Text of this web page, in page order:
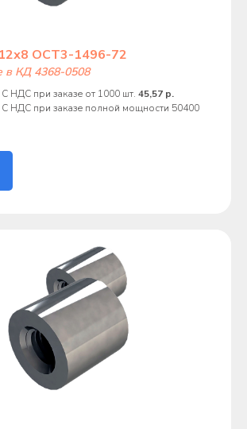
ОСТ3-1496-72
в КД 4368-0508
НДС при заказе от 1000 шт. 45,57 р.
НДС при заказе полной мощности 50400